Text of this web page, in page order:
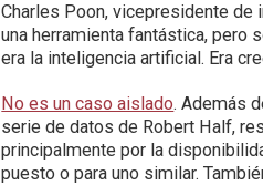
Charles Poon, vicepresidente de
una herramienta fantástica, pero
era la inteligencia artificial. Era
No es un caso aislado. Además
serie de datos de Robert Half,
principalmente por la
puesto o para uno similar.